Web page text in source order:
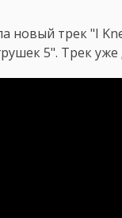
новый трек "I
5". Трек уже